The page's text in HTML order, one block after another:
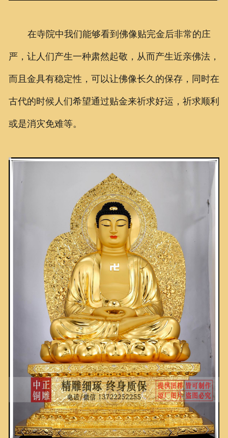
在寺院中我们能够看到佛像贴完金后非常的庄
严，让人们产生一种肃然起敬，从而产生近亲佛法，
而且金具有稳定性，可以让佛像长久的保存，同时在
古代的时候人们希望通过贴金来祈求好运，祈求顺利
或是消灾免难等。